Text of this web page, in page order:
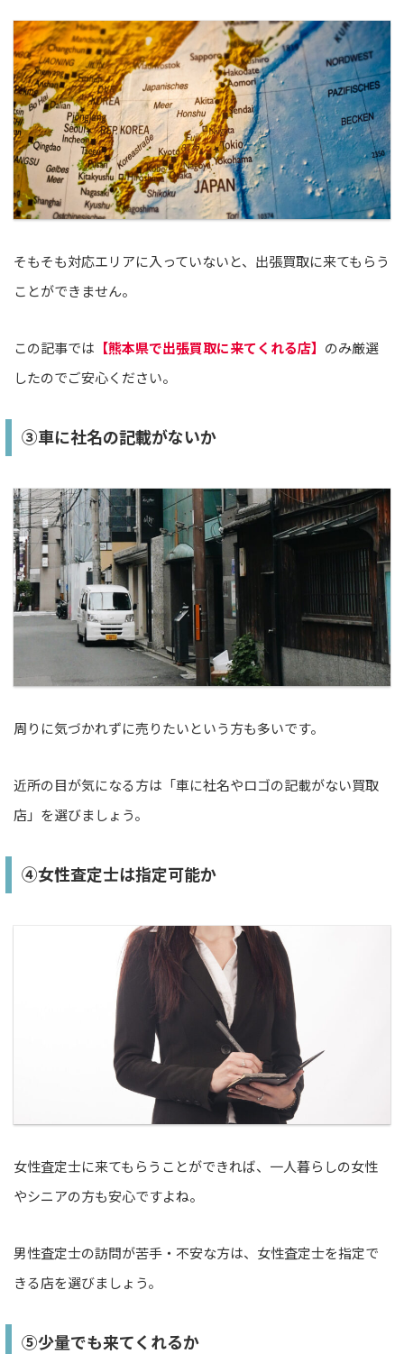
そもそも対応エリアに入っていないと、出張買取に来てもらう
ことができません。
この記事では 【熊本県で出張買取に来てくれる店】 のみ厳選
したのでご安心ください。
③車に社名の記載がないか
周りに気づかれずに売りたいという方も多いです。
近所の目が気になる方は「車に社名やロゴの記載がない買取
店」を選びましょう。
④女性査定士は指定可能か
女性査定士に来てもらうことができれば、一人暮らしの女性
やシニアの方も安心ですよね。
男性査定士の訪問が苦手・不安な方は、女性査定士を指定で
きる店を選びましょう。
⑤少量でも来てくれるか